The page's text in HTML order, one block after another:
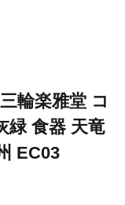
輪楽雅堂 コ
緑 食器 天竜
EC03